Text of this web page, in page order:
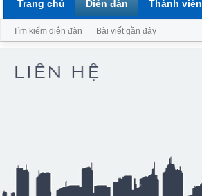
Trang chủ Diễn đàn
Tìm kiếm diễn đàn Bài viết gần đây
Thành viên